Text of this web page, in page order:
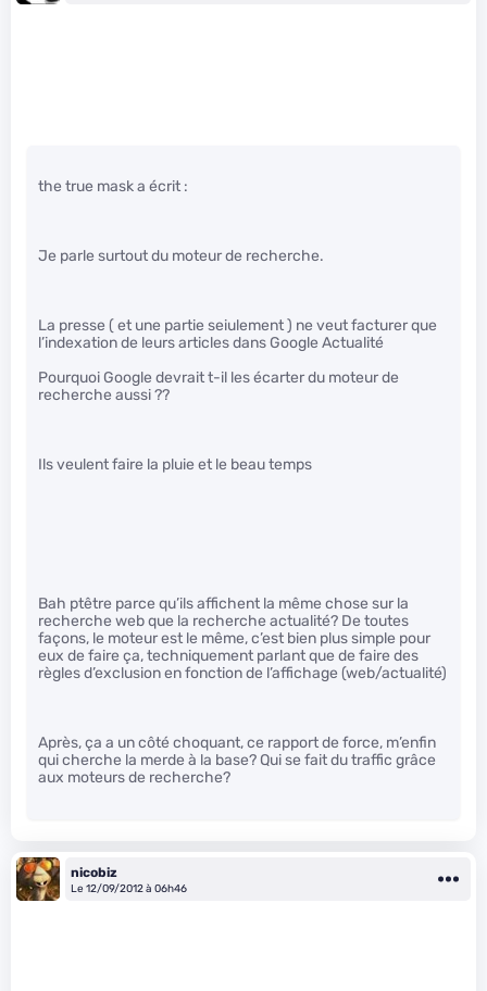
the true mask a écrit :
Je parle surtout du moteur de recherche.
La presse ( et une partie seiulement ) ne veut facturer que
l’indexation de leurs articles dans Google Actualité
Pourquoi Google devrait t-il les écarter du moteur de
recherche aussi ??
Ils veulent faire la pluie et le beau temps
Bah ptêtre parce qu’ils affichent la même chose sur la
recherche web que la recherche actualité? De toutes
façons, le moteur est le même, c’est bien plus simple pour
eux de faire ça, techniquement parlant que de faire des
règles d’exclusion en fonction de l’affichage (web/actualité)
Après, ça a un côté choquant, ce rapport de force, m’enfin
qui cherche la merde à la base? Qui se fait du traffic grâce
aux moteurs de recherche?
nicobiz
Le 12/09/2012 à 06h46